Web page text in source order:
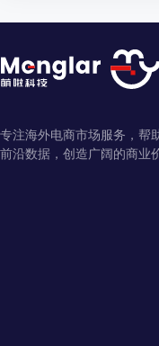
专注海外电商市场服务，帮
前沿数据，创造广阔的商业